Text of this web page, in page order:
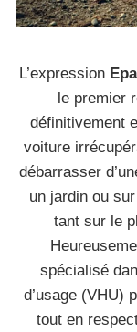
L’expression
le premier
définitivement
voiture
débarrasser
un jardin ou
tant sur le
spécialisé
d’usage (VHU)
tout en